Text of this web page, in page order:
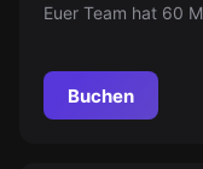
Euer Team hat 60
Buchen